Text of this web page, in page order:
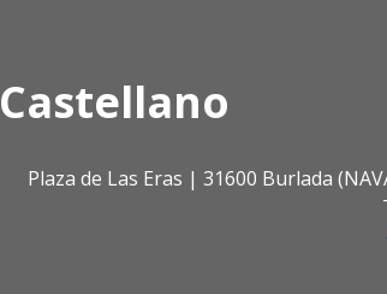
Castellano
Plaza de Las Eras | 31600 Burlada